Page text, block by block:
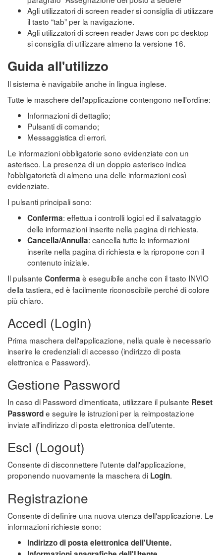
Agli utilizzatori di screen reader si consiglia di utilizzare
il tasto “tab” per la navigazione.
Agli utilizzatori di screen reader Jaws con pc desktop
si consiglia di utilizzare almeno la versione 16.
Guida all'utilizzo
Il sistema è navigabile anche in lingua inglese.
Tutte le maschere dell'applicazione contengono nell'ordine:
Informazioni di dettaglio;
Pulsanti di comando;
Messaggistica di errori.
Le informazioni obbligatorie sono evidenziate con un
asterisco. La presenza di un doppio asterisco indica
l'obbligatorietà di almeno una delle informazioni così
evidenziate.
I pulsanti principali sono:
Conferma: effettua i controlli logici ed il salvataggio
delle informazioni inserite nella pagina di richiesta.
Cancella/Annulla: cancella tutte le informazioni
inserite nella pagina di richiesta e la ripropone con il
contenuto iniziale.
Il pulsante Conferma è eseguibile anche con il tasto INVIO
della tastiera, ed è facilmente riconoscibile perché di colore
più chiaro.
Accedi (Login)
Prima maschera dell'applicazione, nella quale è necessario
inserire le credenziali di accesso (indirizzo di posta
elettronica e Password).
Gestione Password
In caso di Password dimenticata, utilizzare il pulsante Reset
Passworde seguire le istruzioni per la reimpostazione
inviate all'indirizzo di posta elettronica dell’utente.
Esci (Logout)
Consente di disconnettere l'utente dall'applicazione,
proponendo nuovamente la maschera di Login.
Registrazione
Consente di definire una nuova utenza dell'applicazione. Le
informazioni richieste sono:
Indirizzo di posta elettronica dell'Utente.